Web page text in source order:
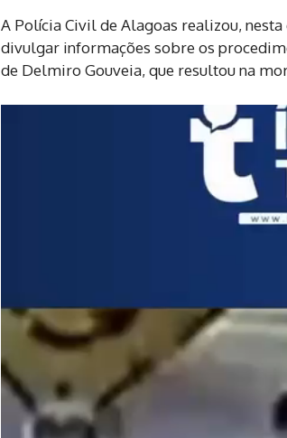
A Polícia Civil de Alagoas realizou,
divulgar informações sobre os
de Delmiro Gouveia, que resultou na